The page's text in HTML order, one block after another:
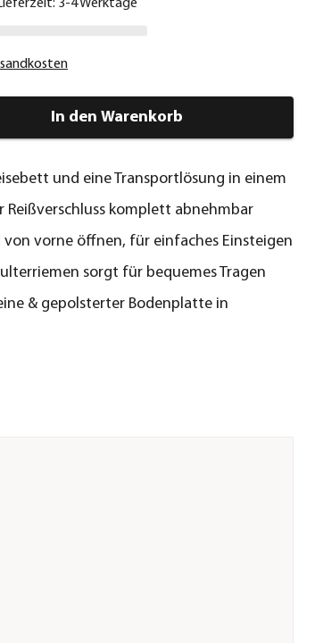
3-4 Werktage
In den Warenkorb
und eine Transportlösung in einem
Reißverschluss komplett abnehmbar
von vorne öffnen, für einfaches Einsteigen
sorgt für bequemes Tragen
& gepolsterter Bodenplatte in